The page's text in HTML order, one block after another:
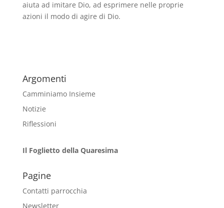
aiuta ad imitare Dio, ad esprimere nelle proprie
azioni il modo di agire di Dio.
Argomenti
Camminiamo Insieme
Notizie
Riflessioni
Il Foglietto della Quaresima
Pagine
Contatti parrocchia
Newsletter